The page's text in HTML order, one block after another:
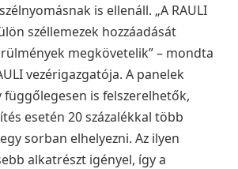
is ellenáll. „A RAULI
széllemezek hozzáadását
megkövetelik” – mondta
vezérigazgatója. A panelek
függőlegesen is felszerelhetők,
esetén 20 százalékkal több
sorban elhelyezni. Az ilyen
alkatrészt igényel, így a